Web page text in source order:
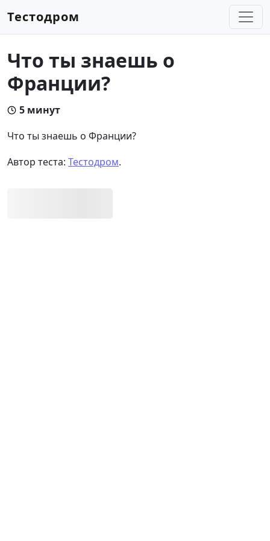
Тестодром
Что ты знаешь о
Франции?
5 минут
Что ты знаешь о Франции?
Автор теста: Тестодром.